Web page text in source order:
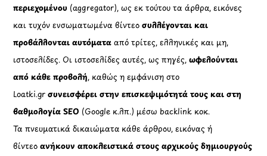
περιεχομένου (aggregator), ως εκ τούτου τα άρθρα, εικόνες
και τυχόν ενσωματωμένα βίντεοσυλλέγονται και
προβάλλονται αυτόματααπό τρίτες, ελληνικές και μη,
ιστοσελίδες. Οι ιστοσελίδες αυτές, ως πηγές,ωφελούνται
από κάθε προβολή, καθώς η εμφάνιση στο
Loatki.gr συνεισφέρει στην επισκεψιμότητά τους και στη
βαθμολογία SEO (Google κ.λπ.) μέσω backlink κοκ.
Τα πνευματικά δικαιώματα κάθε άρθρου, εικόνας ή
βίντεοανήκουν αποκλειστικά στους αρχικούς δημιουργούς